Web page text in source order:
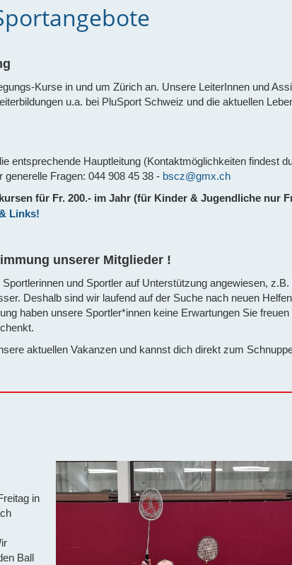
Kurse in und um Zürich an. Unsere LeiterInnen und
u.a. bei PluSport Schweiz und die aktuellen
entsprechende Hauptleitung (Kontaktmöglichkeiten findest
generelle Fragen: 044 908 45 38 - bscz@gmx.ch
für Fr. 200.- im Jahr (für Kinder & Jugendliche nur
Links!
unserer Mitglieder !
und Sportler auf Unterstützung angewiesen, z.B.
Deshalb sind wir laufend auf der Suche nach neuen
haben unsere Sportler*innen keine Erwartungen Sie
aktuellen Vakanzen und kannst dich direkt zum
in
Ball